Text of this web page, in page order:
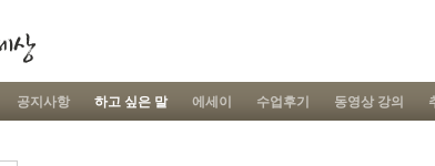
공지사항 하고 싶은 말 에세이 수업후기 동영상 강의